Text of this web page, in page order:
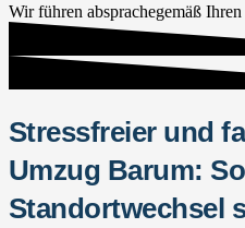
Wir führen absprachegemäß
Stressfreier und
Umzug Barum:
Standortwechsel